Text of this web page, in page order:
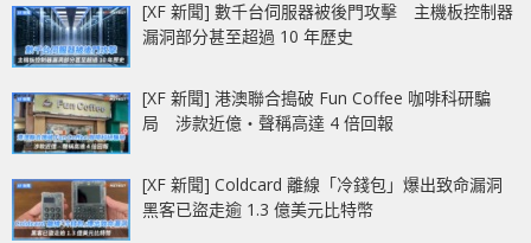
[XF 新聞] 數千台伺服器被後門攻擊 主機板控制器
漏洞部分甚至超過 10 年歷史
[XF 新聞] 港澳聯合搗破 Fun Coffee 咖啡科研騙
局 涉款近億‧聲稱高達 4 倍回報
[XF 新聞] Coldcard 離線「冷錢包」爆出致命漏洞
黑客已盜走逾 1.3 億美元比特幣